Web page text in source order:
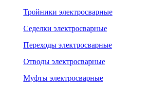
Тройники электросварные
Седелки электросварные
Переходы электросварные
Отводы электросварные
Муфты электросварные